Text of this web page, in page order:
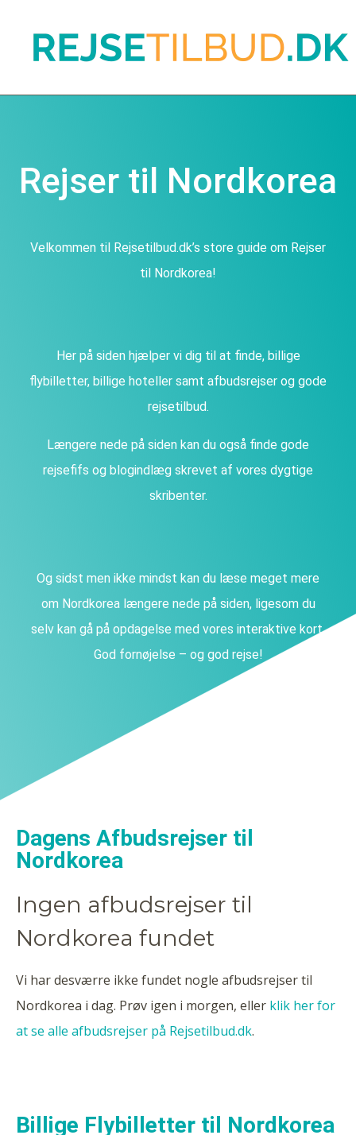
Rejser til Nordkorea
Velkommen til Rejsetilbud.dk’s store guide om Rejser
til Nordkorea!
Her på siden hjælper vi dig til at finde, billige
flybilletter, billige hoteller samt afbudsrejser og gode
rejsetilbud.
Længere nede på siden kan du også finde gode
rejsefifs og blogindlæg skrevet af vores dygtige
skribenter.
Og sidst men ikke mindst kan du læse meget mere
om Nordkorea længere nede på siden, ligesom du
selv kan gå på opdagelse med vores interaktive kort.
God fornøjelse – og god rejse!
Dagens Afbudsrejser til
Nordkorea
Ingen afbudsrejser til
Nordkorea fundet
Vi har desværre ikke fundet nogle afbudsrejser til
Nordkorea i dag. Prøv igen i morgen, eller klik her for
at se alle afbudsrejser på Rejsetilbud.dk.
Billige Flybilletter til Nordkorea